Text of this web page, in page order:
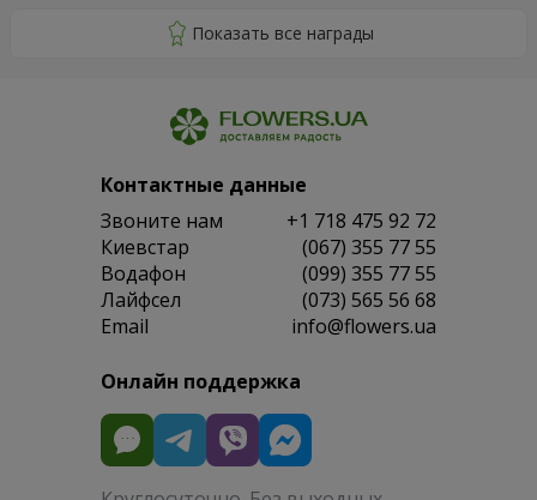
Контактные данные
Звоните нам
+1 718 475 92 72
Киевстар
(067) 355 77 55
Водафон
(099) 355 77 55
Лайфсел
(073) 565 56 68
Email
info@flowers.ua
Онлайн поддержка